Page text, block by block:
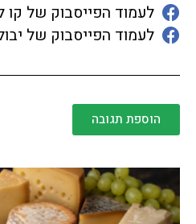
לעמוד הפייסבוק של קו
לעמוד הפייסבוק של
הוספת תגובה